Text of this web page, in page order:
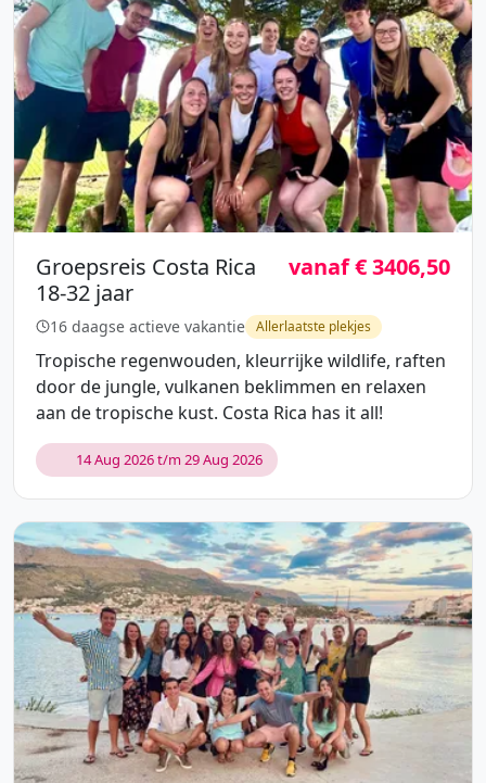
Groepsreis Costa Rica
18-32 jaar
vanaf € 3406,50
16 daagse actieve vakantie Allerlaatste plekjes
Tropische regenwouden, kleurrijke wildlife, raften
door de jungle, vulkanen beklimmen en relaxen
aan de tropische kust. Costa Rica has it all!
14 Aug 2026 t/m 29 Aug 2026